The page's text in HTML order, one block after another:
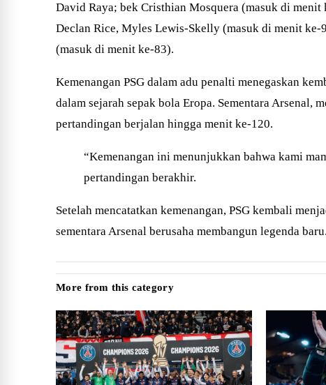
David Raya; bek Cristhian Mosquera (masuk di
Declan Rice, Myles Lewis-Skelly (masuk di menit
(masuk di menit ke-83).
Kemenangan PSG dalam adu penalti menegaskan
dalam sejarah sepak bola Eropa. Sementara
pertandingan berjalan hingga menit ke-120.
“Kemenangan ini menunjukkan bahwa kami
pertandingan berakhir.
Setelah mencatatkan kemenangan, PSG kembali
sementara Arsenal berusaha membangun legenda
More from this category